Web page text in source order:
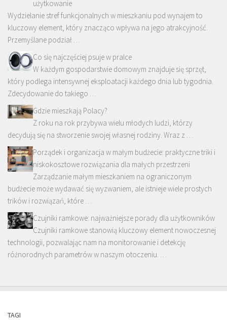
użytkowanie
Wydzielanie stref funkcjonalnych w mieszkaniu pod wynajem to
kluczowy element, który znacząco wpływa na jego atrakcyjność.
Przemyślane podział …
Co się najczęściej psuje w pralce
W każdym gospodarstwie domowym znajduje się sprzęt,
który podlega intensywnej eksploatacji każdego dnia lub tygodnia.
Zdecydowanie do takiego …
Gdzie mieszkają Polacy?
Z roku na rok przybywa wielu młodych ludzi, którzy
decydują się na stworzenie swojej własnej rodziny. Wraz z …
Porządek i organizacja w małym budżecie: praktyczne triki i
niskokosztowe rozwiązania dla małych przestrzeni
Zarządzanie małym mieszkaniem na ograniczonym
budżecie może wydawać się wyzwaniem, ale istnieje wiele prostych
trików i rozwiązań, które …
Czujniki ramkowe: najważniejsze porady dla użytkowników
Czujniki ramkowe stanowią kluczowy element nowoczesnej
technologii, pozwalając nam na monitorowanie i detekcję
różnorodnych parametrów w naszym otoczeniu. …
TAGI